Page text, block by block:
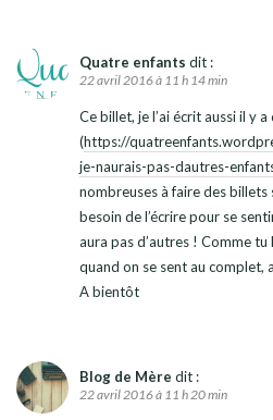
Quatre enfants dit :
22 avril 2016 à 11 h 14 min
Ce billet, je l’ai écrit aussi il y
(https://
je-naurais-pas-dautres-
nombreuses à faire des
besoin de l’écrire pour se
aura pas d’autres ! Comme
quand on se sent au complet,
A bientôt
Blog de Mère dit :
22 avril 2016 à 11 h 20 min